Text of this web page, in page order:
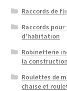
Raccords de
Raccords
d’habitation
Robinetterie
la
Roulettes de
chaise et